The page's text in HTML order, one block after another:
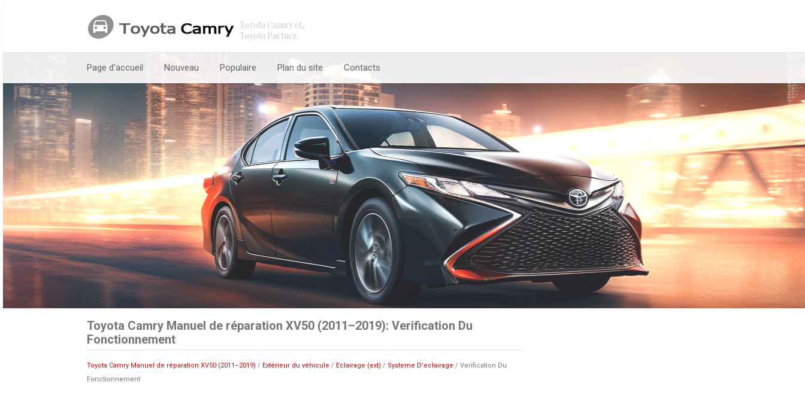
Toyota Camry et,
Toyota Partner.
Page d'accueil Nouveau Populaire Plan du site Contacts
Toyota Camry Manuel de réparation XV50 (2011–2019): Verification Du
Fonctionnement
Toyota Camry Manuel de réparation XV50 (2011–2019) / Extérieur du véhicule / Eclairage (ext) / Systeme D'eclairage / Verification Du
Fonctionnement